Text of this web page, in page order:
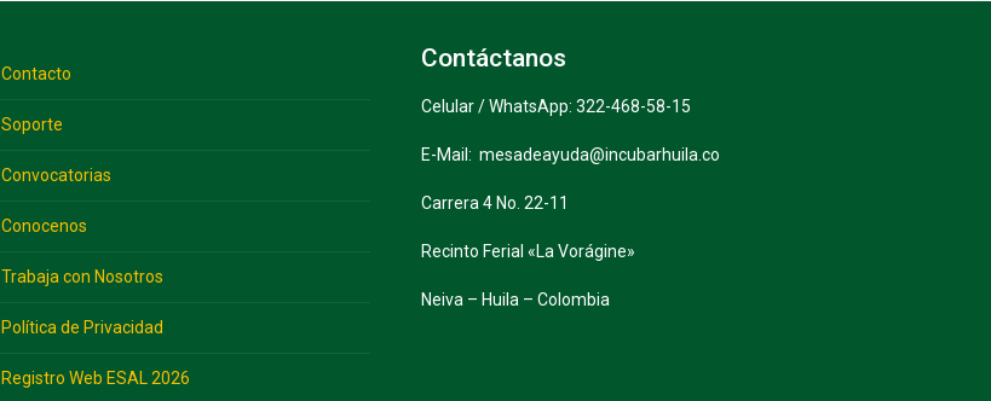
Contacto
Soporte
Convocatorias
Conocenos
Trabaja con Nosotros
Política de Privacidad
Registro Web ESAL 2026
Contáctanos
Celular / WhatsApp: 322-468-58-15
E-Mail: mesadeayuda@incubarhuila.co
Carrera 4 No. 22-11
Recinto Ferial «La Vorágine»
Neiva – Huila – Colombia